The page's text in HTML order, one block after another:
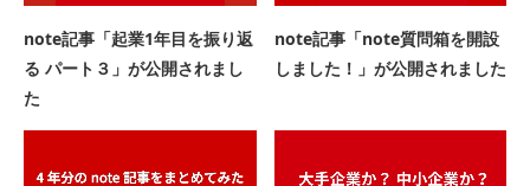
note記事「起業1年目を振り返
る パート３」が公開されまし
た
note記事「note質問箱を開設
しました！」が公開されました